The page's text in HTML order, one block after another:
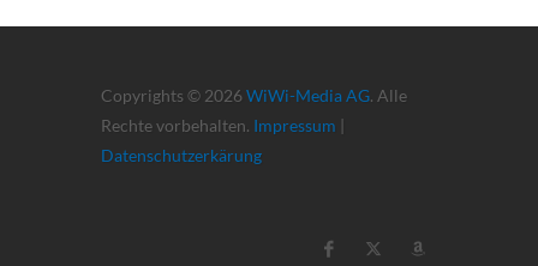
Copyrights © 2026 WiWi-Media AG. Alle
Rechte vorbehalten. Impressum |
Datenschutzerkärung